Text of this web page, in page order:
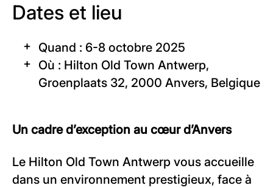
Dates et lieu
Quand : 6-8 octobre 2025
Où : Hilton Old Town Antwerp,
Groenplaats 32, 2000 Anvers, Belgique
Un cadre d’exception au cœur d’Anvers
Le Hilton Old Town Antwerp vous accueille
dans un environnement prestigieux, face à